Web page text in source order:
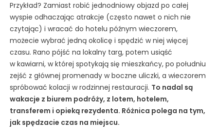
Przykład? Zamiast robić jednodniowy objazd po całej
wyspie odhaczając atrakcje (często nawet o nich nie
czytając) i wracać do hotelu późnym wieczorem,
możecie wybrać jedną okolicę i spędzić w niej więcej
czasu. Rano pójść na lokalny targ, potem usiąść
w kawiarni, w której spotykają się mieszkańcy, po południu
zejść z głównej promenady w boczne uliczki, a wieczorem
spróbować kolacji w rodzinnej restauracji. To nadal są
wakacje z biurem podróży, z lotem, hotelem,
transferem i opieką rezydenta. Różnica polega na tym,
jak spędzacie czas na miejscu.